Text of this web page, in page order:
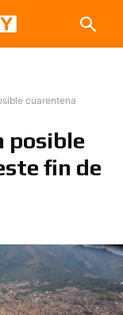
cuarentena
posible
fin de